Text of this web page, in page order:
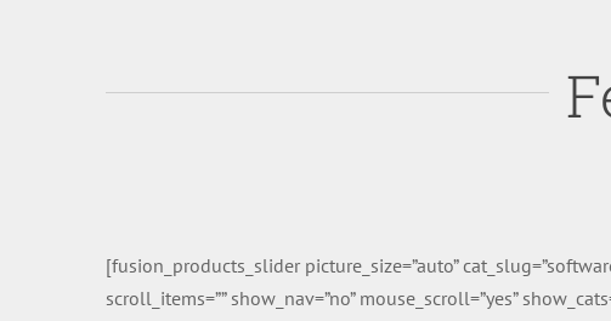
[fusion_products_slider picture_size=”auto”
scroll_items=”” show_nav=”no” mouse_scroll=”yes”